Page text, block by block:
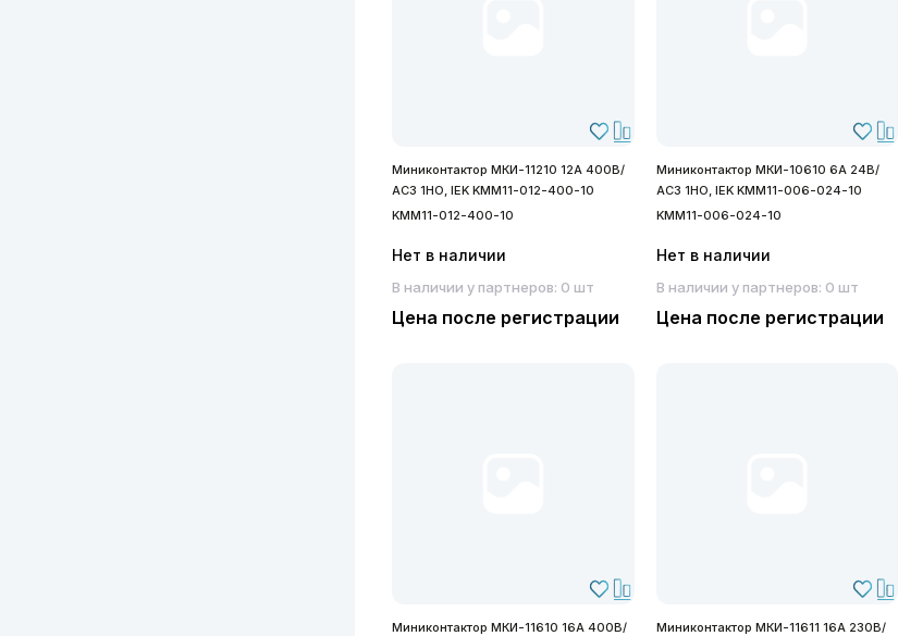
Миниконтактор МКИ-11210 12А 400В/
АС3 1НО, IEK KMM11-012-400-10
KMM11-012-400-10
Нет в наличии
В наличии у партнеров: 0 шт
Цена после регистрации
Миниконтактор МКИ-10610 6А 24В/
АС3 1НО, IEK KMM11-006-024-10
KMM11-006-024-10
Нет в наличии
В наличии у партнеров: 0 шт
Цена после регистрации
Миниконтактор МКИ-11610 16А 400В/
Миниконтактор МКИ-11611 16А 230В/